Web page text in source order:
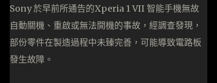
Sony 於早前所通告的Xperia 1 VII 智能手機無故
自動關機、重啟或無法開機的事故，經調查發現，
部份零件在製造過程中未臻完善，可能導致電路板
發生故障。